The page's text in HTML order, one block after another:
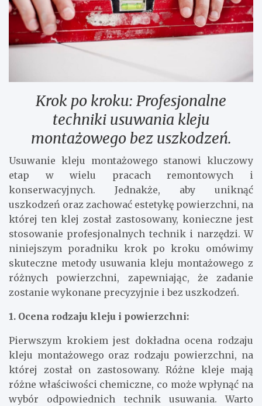
Krok po kroku: Profesjonalne
techniki usuwania kleju
montażowego bez uszkodzeń.
Usuwanie kleju montażowego stanowi kluczowy
etap w wielu pracach remontowych i
konserwacyjnych. Jednakże, aby uniknąć
uszkodzeń oraz zachować estetykę powierzchni, na
której ten klej został zastosowany, konieczne jest
stosowanie profesjonalnych technik i narzędzi. W
niniejszym poradniku krok po kroku omówimy
skuteczne metody usuwania kleju montażowego z
różnych powierzchni, zapewniając, że zadanie
zostanie wykonane precyzyjnie i bez uszkodzeń.
1. Ocena rodzaju kleju i powierzchni:
Pierwszym krokiem jest dokładna ocena rodzaju
kleju montażowego oraz rodzaju powierzchni, na
której został on zastosowany. Różne kleje mają
różne właściwości chemiczne, co może wpłynąć na
wybór odpowiednich technik usuwania. Warto